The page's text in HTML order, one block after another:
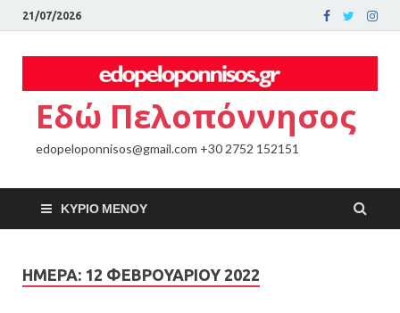
21/07/2026
Εδώ Πελοπόννησος
edopeloponnisos@gmail.com +30 2752 152151
ΚΎΡΙΟ ΜΕΝΟΎ
ΗΜΈΡΑ: 12 ΦΕΒΡΟΥΑΡΊΟΥ 2022